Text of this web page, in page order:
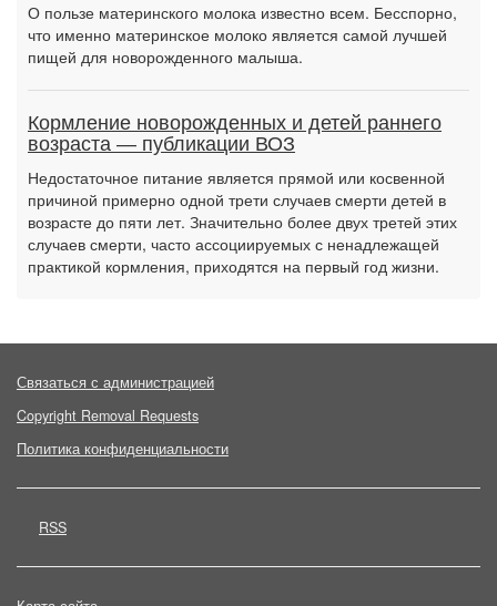
О пользе материнского молока известно всем. Бесспорно,
что именно материнское молоко является самой лучшей
пищей для новорожденного малыша.
Кормление новорожденных и детей раннего
возраста — публикации ВОЗ
Недостаточное питание является прямой или косвенной
причиной примерно одной трети случаев смерти детей в
возрасте до пяти лет. Значительно более двух третей этих
случаев смерти, часто ассоциируемых с ненадлежащей
практикой кормления, приходятся на первый год жизни.
Связаться с администрацией
Copyright Removal Requests
Политика конфиденциальности
RSS